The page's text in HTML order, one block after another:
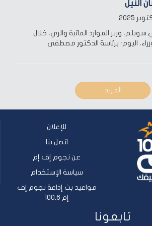
النيل
وزير الموارد المائية والري، خلال
اليوم؛ برئاسة الدكتور مصطفى
المزيد
للإعلان
اتصل بنا
عن نجوم إف إم
سياسة الإستخدام
مواعيد بث إذاعة نجوم إف
إم 100.6
تابعونا